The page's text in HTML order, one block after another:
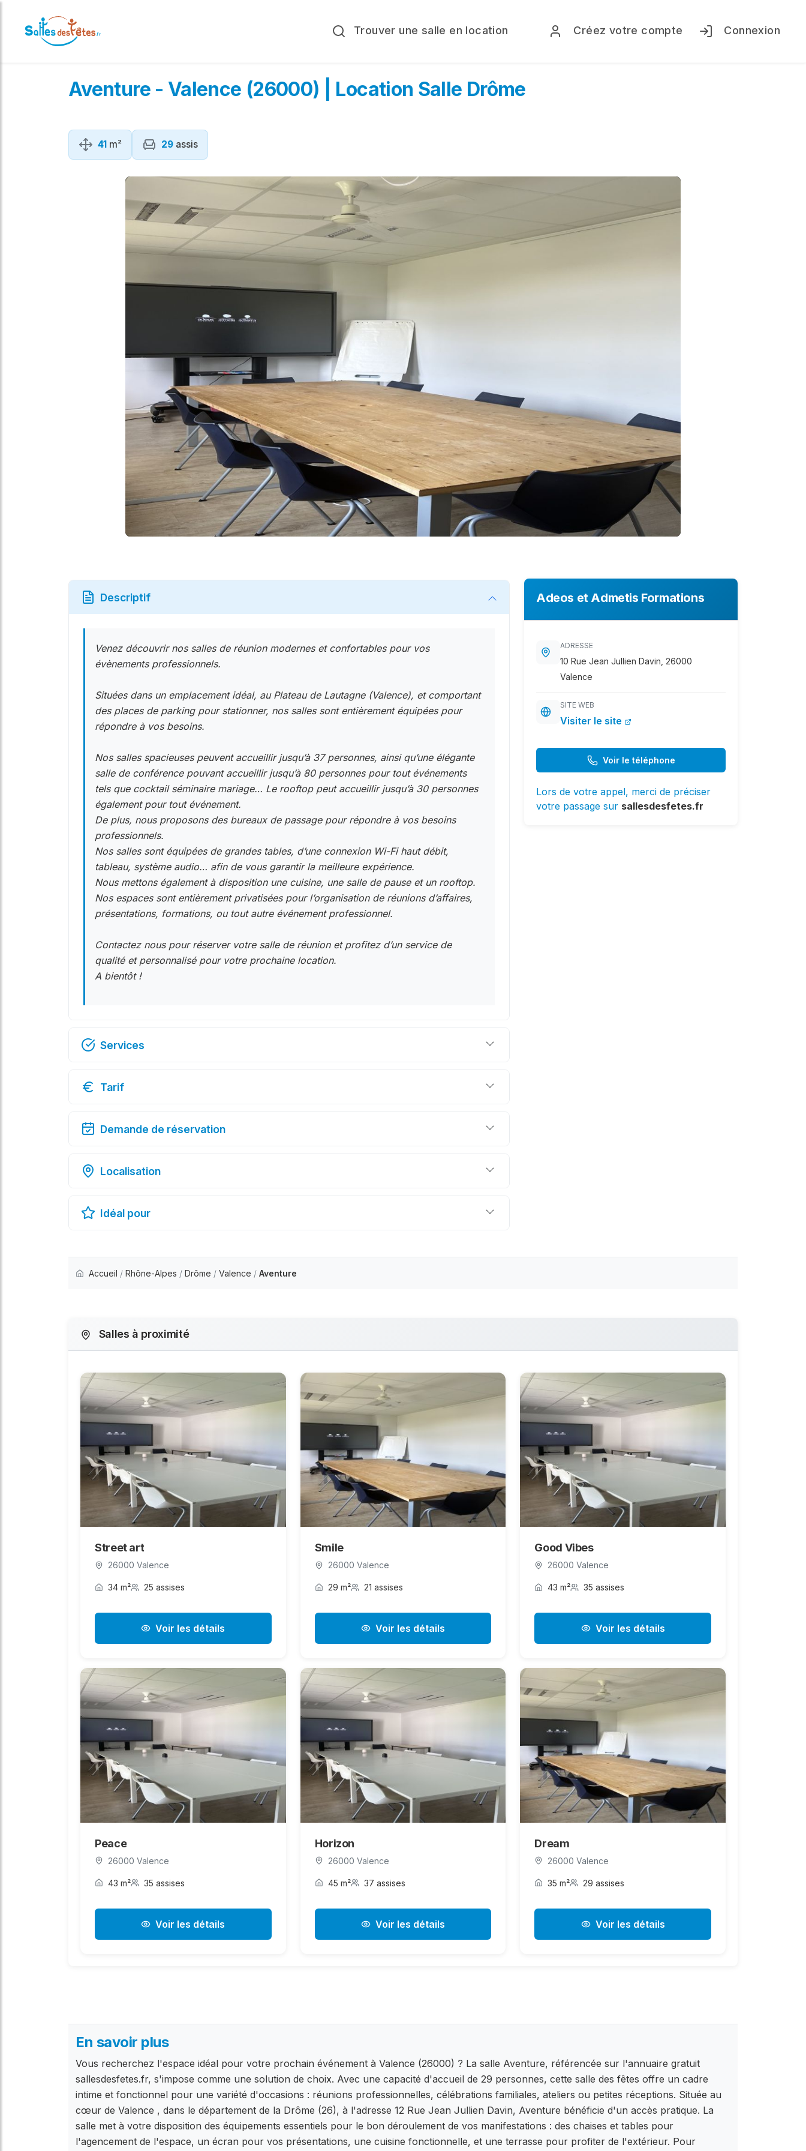
Trouver une salle en location Créez votre compte Connexion
Aventure - Valence (26000) | Location Salle Drôme
41 m² 29 assis
Descriptif
Venez découvrir nos salles de réunion modernes et confortables pour vos
évènements professionnels.
Situées dans un emplacement idéal, au Plateau de Lautagne (Valence), et comportant
des places de parking pour stationner, nos salles sont entièrement équipées pour
répondre à vos besoins.
Nos salles spacieuses peuvent accueillir jusqu’à 37 personnes, ainsi qu’une élégante
salle de conférence pouvant accueillir jusqu’à 80 personnes pour tout événements
tels que cocktail séminaire mariage… Le rooftop peut accueillir jusqu’à 30 personnes
également pour tout événement.
De plus, nous proposons des bureaux de passage pour répondre à vos besoins
professionnels.
Nos salles sont équipées de grandes tables, d’une connexion Wi-Fi haut débit,
tableau, système audio… afin de vous garantir la meilleure expérience.
Nous mettons également à disposition une cuisine, une salle de pause et un rooftop.
Nos espaces sont entièrement privatisées pour l’organisation de réunions d’affaires,
présentations, formations, ou tout autre événement professionnel.
Contactez nous pour réserver votre salle de réunion et profitez d’un service de
qualité et personnalisé pour votre prochaine location.
A bientôt !
Services
Tarif
Demande de réservation
Localisation
Idéal pour
Adeos et Admetis Formations
ADRESSE
10 Rue Jean Jullien Davin, 26000
Valence
SITE WEB
Visiter le site
Voir le téléphone
Lors de votre appel, merci de préciser
votre passage sur sallesdesfetes.fr
Accueil / Rhône-Alpes / Drôme / Valence / Aventure
Salles à proximité
Street art
26000 Valence
34 m² 25 assises
Voir les détails
Smile
26000 Valence
29 m² 21 assises
Voir les détails
Good Vibes
26000 Valence
43 m² 35 assises
Voir les détails
Peace
26000 Valence
43 m² 35 assises
Voir les détails
Horizon
26000 Valence
45 m² 37 assises
Voir les détails
Dream
26000 Valence
35 m² 29 assises
Voir les détails
En savoir plus
Vous recherchez l'espace idéal pour votre prochain événement à Valence (26000) ? La salle Aventure, référencée sur l'annuaire gratuit
sallesdesfetes.fr, s'impose comme une solution de choix. Avec une capacité d'accueil de 29 personnes, cette salle des fêtes offre un cadre
intime et fonctionnel pour une variété d'occasions : réunions professionnelles, célébrations familiales, ateliers ou petites réceptions. Située au
cœur de Valence , dans le département de la Drôme (26), à l'adresse 12 Rue Jean Jullien Davin, Aventure bénéficie d'un accès pratique. La
salle met à votre disposition des équipements essentiels pour le bon déroulement de vos manifestations : des chaises et tables pour
l'agencement de l'espace, un écran pour vos présentations, une cuisine fonctionnelle, et une terrasse pour profiter de l'extérieur. Pour